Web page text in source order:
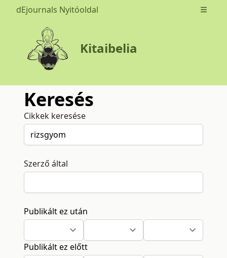
dEjournals Nyitóoldal Open
Kitaibelia
Keresés
Cikkek keresése
Szerző által
Publikált ez után
Publikált ez előtt